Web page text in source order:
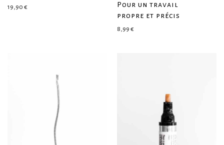
19,90 €
Pour un travail
propre et précis
8,99 €